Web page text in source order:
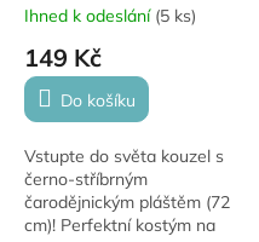
Ihned k odeslání (5 ks)
149 Kč
Do košíku
Vstupte do světa kouzel s
černo-stříbrným
čarodějnickým pláštěm (72
cm)! Perfektní kostým na